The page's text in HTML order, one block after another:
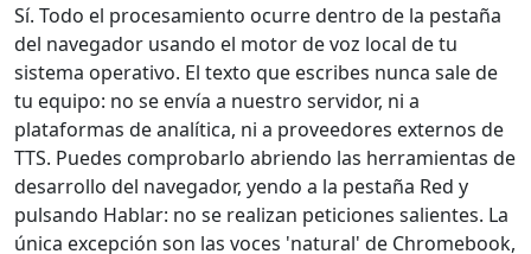
Sí. Todo el procesamiento ocurre dentro de la pestaña
del navegador usando el motor de voz local de tu
sistema operativo. El texto que escribes nunca sale de
tu equipo: no se envía a nuestro servidor, ni a
plataformas de analítica, ni a proveedores externos de
TTS. Puedes comprobarlo abriendo las herramientas de
desarrollo del navegador, yendo a la pestaña Red y
pulsando Hablar: no se realizan peticiones salientes. La
única excepción son las voces 'natural' de Chromebook,